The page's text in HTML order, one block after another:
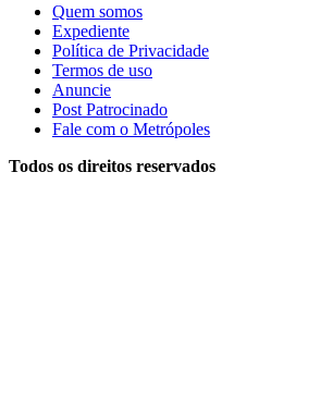
Quem somos
Expediente
Política de Privacidade
Termos de uso
Anuncie
Post Patrocinado
Fale com o Metrópoles
Todos os direitos reservados